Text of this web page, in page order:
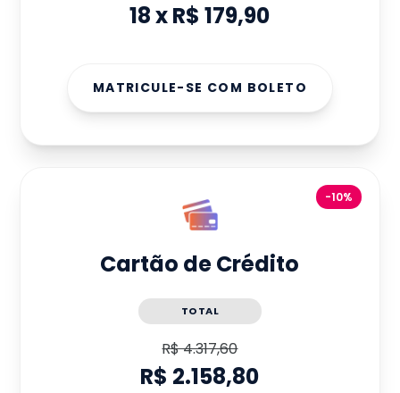
18xR$ 179,90
MATRICULE-SE COM BOLETO
-10%
Cartão de Crédito
TOTAL
R$ 4.317,60
R$ 2.158,80